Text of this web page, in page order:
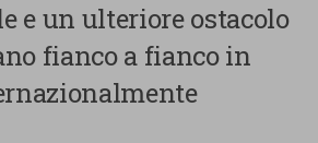
e un ulteriore ostacolo
fianco a fianco in